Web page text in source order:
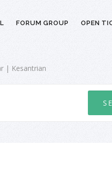
FORUM GROUP OPEN
| Kesantrian